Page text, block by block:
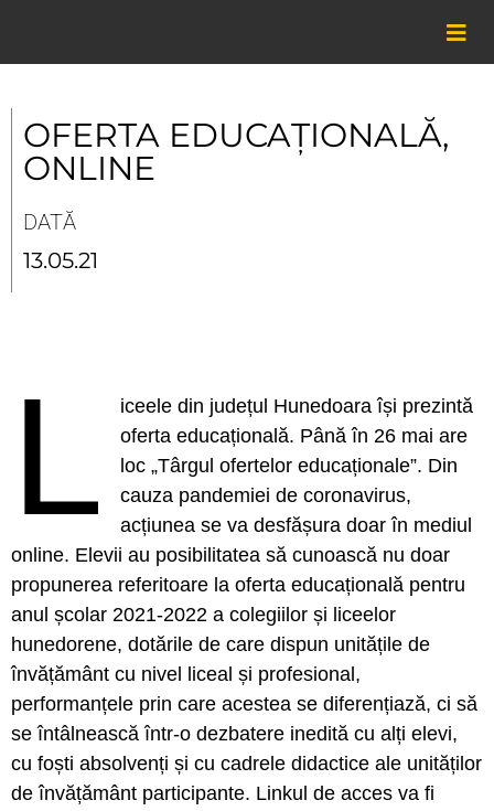
content
OFERTA EDUCAȚIONALĂ,
ONLINE
DATĂ
13.05.21
L
iceele din județul Hunedoara își prezintă
oferta educațională. Până în 26 mai are
loc „Târgul ofertelor educaționale”. Din
cauza pandemiei de coronavirus,
acțiunea se va desfășura doar în mediul
online. Elevii au posibilitatea să cunoască nu doar
propunerea referitoare la oferta educațională pentru
anul școlar 2021-2022 a colegiilor și liceelor
hunedorene, dotările de care dispun unitățile de
învățământ cu nivel liceal și profesional,
performanțele prin care acestea se diferențiază, ci să
se întâlnească într-o dezbatere inedită cu alți elevi,
cu foști absolvenți și cu cadrele didactice ale unităților
de învățământ participante. Linkul de acces va fi